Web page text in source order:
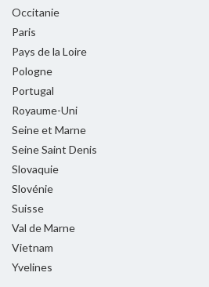
Occitanie
Paris
Pays de la Loire
Pologne
Portugal
Royaume-Uni
Seine et Marne
Seine Saint Denis
Slovaquie
Slovénie
Suisse
Val de Marne
Vietnam
Yvelines